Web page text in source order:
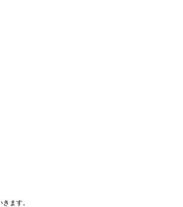
ます。